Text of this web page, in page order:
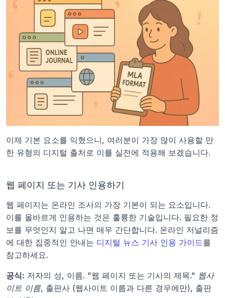
이제 기본 요소를 익혔으니, 여러분이 가장 많이 사용할 만
한 유형의 디지털 출처로 이를 실전에 적용해 보겠습니다.
웹 페이지 또는 기사 인용하기
웹 페이지는 온라인 조사의 가장 기본이 되는 요소입니다.
이를 올바르게 인용하는 것은 훌륭한 기술입니다. 필요한 정
보를 무엇인지 알고 나면 매우 간단합니다. 온라인 저널리즘
에 대한 집중적인 안내는 디지털 뉴스 기사 인용 가이드를
참고하세요.
공식: 저자의 성, 이름. "웹 페이지 또는 기사의 제목." 웹사
이트 이름, 출판사 (웹사이트 이름과 다른 경우에만), 출판